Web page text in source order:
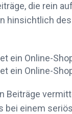
die rein
hinsichtlich
ein Online-
ein Online-
Beiträge
bei einem